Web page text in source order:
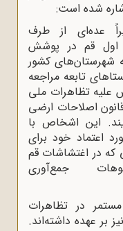
شده است:
عده‌ای از طرف
اول قم در پوشش
شهرستان‌های کشور
تابعه مراجعه
تظاهرات ملی
اصلاحات ارضی
این اشخاص با
اعتماد خود برای
که در اغتشاشات قم
جمع‌آوری
در تظاهرات
بر عهده داشته‌اند.